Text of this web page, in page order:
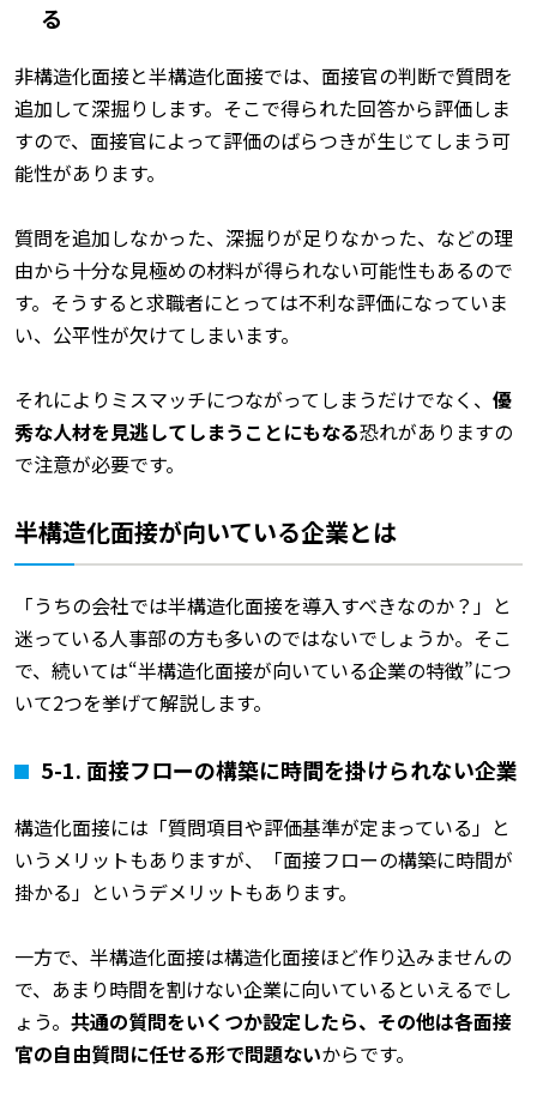
る
非構造化面接と半構造化面接では、面接官の判断で質問を
追加して深掘りします。そこで得られた回答から評価しま
すので、面接官によって評価のばらつきが生じてしまう可
能性があります。
質問を追加しなかった、深掘りが足りなかった、などの理
由から十分な見極めの材料が得られない可能性もあるので
す。そうすると求職者にとっては不利な評価になっていま
い、公平性が欠けてしまいます。
それによりミスマッチにつながってしまうだけでなく、 優
秀な人材を見逃してしまうことにもなる恐れがありますの
で注意が必要です。
半構造化面接が向いている企業とは
「うちの会社では半構造化面接を導入すべきなのか？」と
迷っている人事部の方も多いのではないでしょうか。そこ
で、続いては“半構造化面接が向いている企業の特徴”につ
いて2つを挙げて解説します。
5-1. 面接フローの構築に時間を掛けられない企業
構造化面接には「質問項目や評価基準が定まっている」と
いうメリットもありますが、「面接フローの構築に時間が
掛かる」というデメリットもあります。
一方で、半構造化面接は構造化面接ほど作り込みませんの
で、あまり時間を割けない企業に向いているといえるでし
ょう。 共通の質問をいくつか設定したら、その他は各面接
官の自由質問に任せる形で問題ないからです。